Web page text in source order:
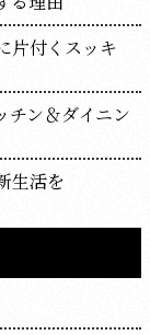
片付くスッキ
チン＆ダイニン
生活を